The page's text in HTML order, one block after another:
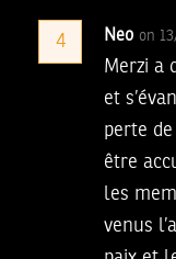
4 Neo on
Merzi a
et
perte
être
les
venus